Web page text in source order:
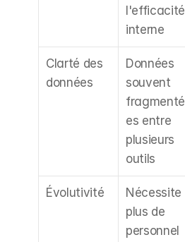
l'efficacité
interne
Clarté des
données
Données
souvent
fragmenté
es entre
plusieurs
outils
Évolutivité
Nécessite
plus de
personnel